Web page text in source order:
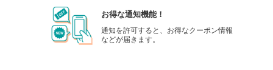
お得な通知機能！
通知を許可すると、お得なクーポン情報
などが届きます。